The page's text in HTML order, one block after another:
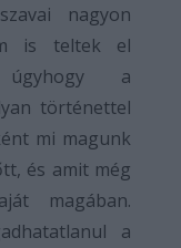
nagyon
is teltek el
a
történettel
mi magunk
és amit még
magában.
a